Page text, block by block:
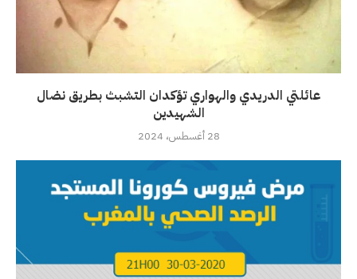
عائلتي الدريدي والهواري تؤكدان التشبث بطريق نضال
الشهيدين
28 أغسطس، 2024